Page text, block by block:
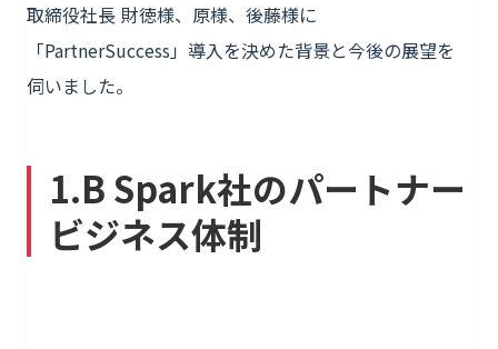
取締役社長 財徳様、原様、後藤様に
「PartnerSuccess」導入を決めた背景と今後の展望を
伺いました。
1.B Spark社のパートナー
ビジネス体制